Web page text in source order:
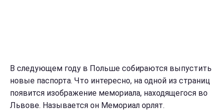
В следующем году в Польше собираются выпустить
новые паспорта. Что интересно, на одной из страниц
появится изображение мемориала, находящегося во
Львове. Называется он Мемориал орлят.